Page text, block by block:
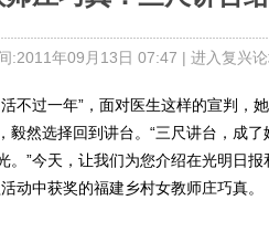
:2011年09月13日 07:47 | 进入复兴
过一年”，面对医生这样的宣判，她
毅然选择回到讲台。“三尺讲台，成
。”今天，让我们为您介绍在光明日
动中获奖的福建乡村女教师庄巧真。